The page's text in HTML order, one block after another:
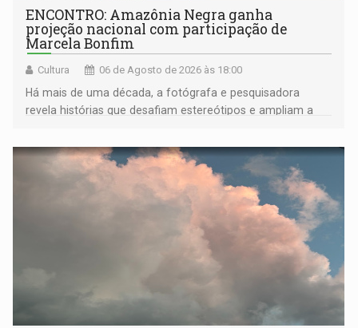
ENCONTRO: Amazônia Negra ganha
projeção nacional com participação de
Marcela Bonfim
Cultura 06 de Agosto de 2026 às 18:00
Há mais de uma década, a fotógrafa e pesquisadora
revela histórias que desafiam estereótipos e ampliam a
negras